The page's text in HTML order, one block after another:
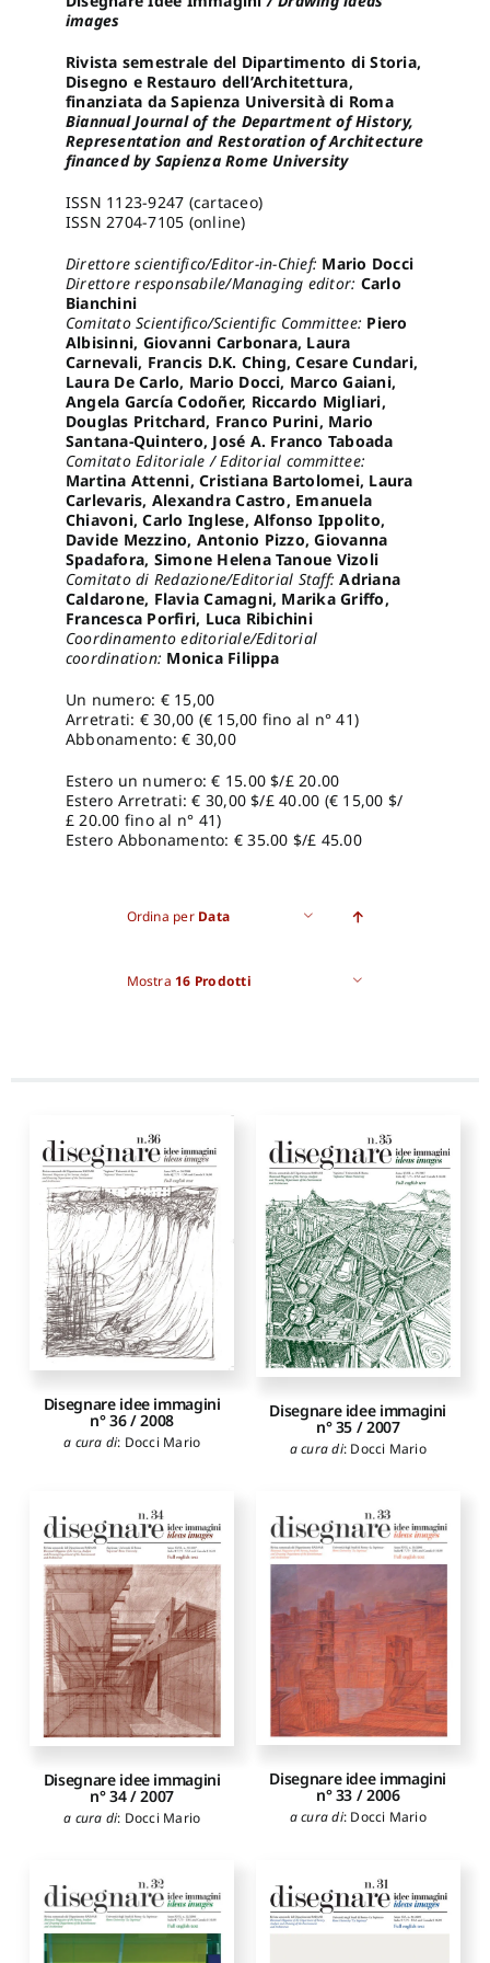
Proposte di pubblicazione
Gangemi Editore
Newsletter
images
Rivista semestrale del Dipartimento di Storia,
Disegno e Restauro dell’Architettura,
finanziata da Sapienza Università di Roma
Biannual Journal of the Department of History,
Representation and Restoration of Architecture
financed by Sapienza Rome University
ISSN 1123-9247 (cartaceo)
ISSN 2704-7105 (online)
Direttore scientifico/Editor-in-Chief: Mario Docci
Direttore responsabile/Managing editor: Carlo
Bianchini
Comitato Scientifico/Scientific Committee: Piero
Albisinni, Giovanni Carbonara, Laura
Carnevali, Francis D.K. Ching, Cesare Cundari,
Laura De Carlo, Mario Docci, Marco Gaiani,
Angela García Codoñer, Riccardo Migliari,
Douglas Pritchard, Franco Purini, Mario
Santana-Quintero, José A. Franco Taboada
Comitato Editoriale / Editorial committee:
Martina Attenni, Cristiana Bartolomei, Laura
Carlevaris, Alexandra Castro, Emanuela
Chiavoni, Carlo Inglese, Alfonso Ippolito,
Davide Mezzino, Antonio Pizzo, Giovanna
Spadafora, Simone Helena Tanoue Vizoli
Comitato di Redazione/Editorial Staff:Adriana
Caldarone, Flavia Camagni, Marika Griffo,
Francesca Porfiri, Luca Ribichini
Coordinamento editoriale/Editorial
coordination: Monica Filippa
Un numero: € 15,00
Arretrati: € 30,00 (€ 15,00 fino al n° 41)
Abbonamento: € 30,00
Estero un numero: € 15.00 $/£ 20.00
Estero Arretrati: € 30,00 $/£ 40.00 (€ 15,00 $/
£ 20.00 fino al n° 41)
Estero Abbonamento: € 35.00 $/£ 45.00
Ordina per Data
Mostra 16 Prodotti
Disegnare idee immagini
n° 36 / 2008
a cura di: Docci Mario
Disegnare idee immagini
n° 35 / 2007
a cura di: Docci Mario
Disegnare idee immagini
n° 34 / 2007
a cura di: Docci Mario
Disegnare idee immagini
n° 33 / 2006
a cura di: Docci Mario